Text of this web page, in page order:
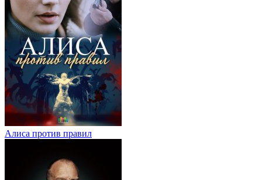
Алиса против правил